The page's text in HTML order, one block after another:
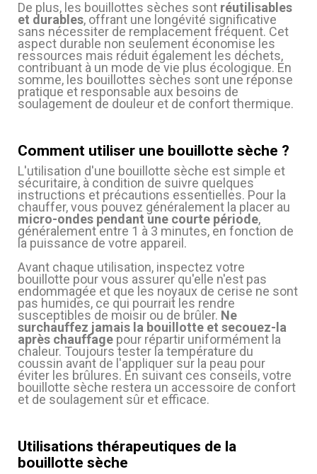
(7 avis)
De plus, les bouillottes sèches sont réutilisables
et durables, offrant une longévité significative
sans nécessiter de remplacement fréquent. Cet
aspect durable non seulement économise les
ressources mais réduit également les déchets,
contribuant à un mode de vie plus écologique. En
somme, les bouillottes sèches sont une réponse
pratique et responsable aux besoins de
soulagement de douleur et de confort thermique.
Comment utiliser une bouillotte sèche ?
L'utilisation d'une bouillotte sèche est simple et
sécuritaire, à condition de suivre quelques
instructions et précautions essentielles. Pour la
chauffer, vous pouvez généralement la placer au
micro-ondes pendant une courte période,
généralement entre 1 à 3 minutes, en fonction de
la puissance de votre appareil.
Avant chaque utilisation, inspectez votre
bouillotte pour vous assurer qu'elle n'est pas
endommagée et que les noyaux de cerise ne sont
pas humides, ce qui pourrait les rendre
susceptibles de moisir ou de brûler. Ne
surchauffez jamais la bouillotte et secouez-la
après chauffage pour répartir uniformément la
chaleur. Toujours tester la température du
coussin avant de l'appliquer sur la peau pour
éviter les brûlures. En suivant ces conseils, votre
bouillotte sèche restera un accessoire de confort
et de soulagement sûr et efficace.
Utilisations thérapeutiques de la
bouillotte sèche